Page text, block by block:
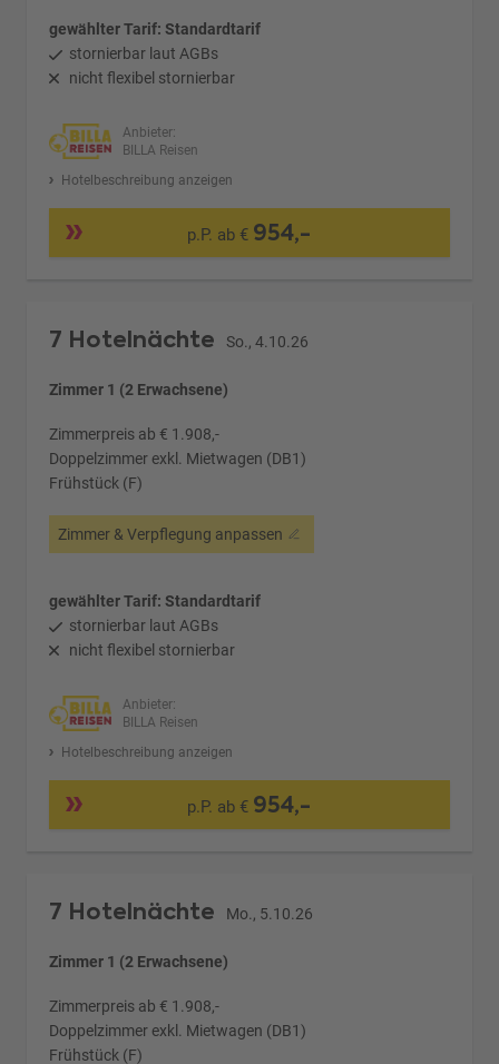
gewählter Tarif: Standardtarif
stornierbar laut AGBs
nicht flexibel stornierbar
Anbieter:
BILLA Reisen
Hotelbeschreibung anzeigen
p.P. ab € 954,-
7 Hotelnächte So., 4.10.26
Zimmer 1 (2 Erwachsene)
Zimmerpreis ab € 1.908,-
Doppelzimmer exkl. Mietwagen (DB1)
Frühstück (F)
Zimmer & Verpflegung anpassen
gewählter Tarif: Standardtarif
stornierbar laut AGBs
nicht flexibel stornierbar
Anbieter:
BILLA Reisen
Hotelbeschreibung anzeigen
p.P. ab € 954,-
7 Hotelnächte Mo., 5.10.26
Zimmer 1 (2 Erwachsene)
Zimmerpreis ab € 1.908,-
Doppelzimmer exkl. Mietwagen (DB1)
Frühstück (F)